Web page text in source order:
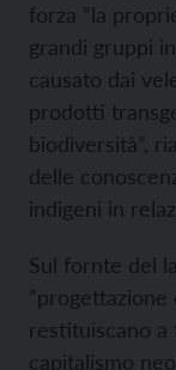
forza “la
grandi gruppi
causato dai
prodotti
biodiversità”,
delle
indigeni in
Sul fornte del
restituiscano
capitalismo